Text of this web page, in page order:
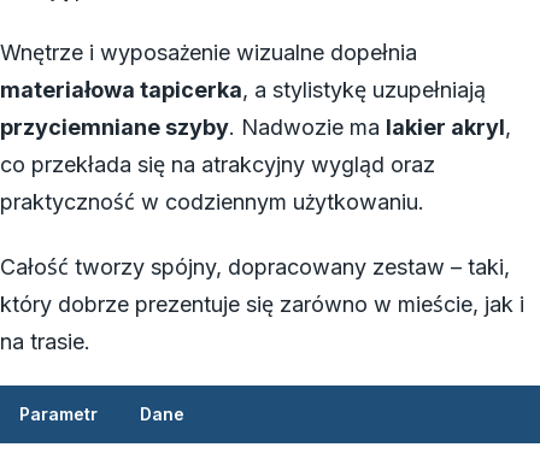
Wnętrze i wyposażenie wizualne dopełnia
materiałowa tapicerka, a stylistykę uzupełniają
przyciemniane szyby. Nadwozie ma lakier akryl,
co przekłada się na atrakcyjny wygląd oraz
praktyczność w codziennym użytkowaniu.
Całość tworzy spójny, dopracowany zestaw – taki,
który dobrze prezentuje się zarówno w mieście, jak i
na trasie.
Parametr Dane